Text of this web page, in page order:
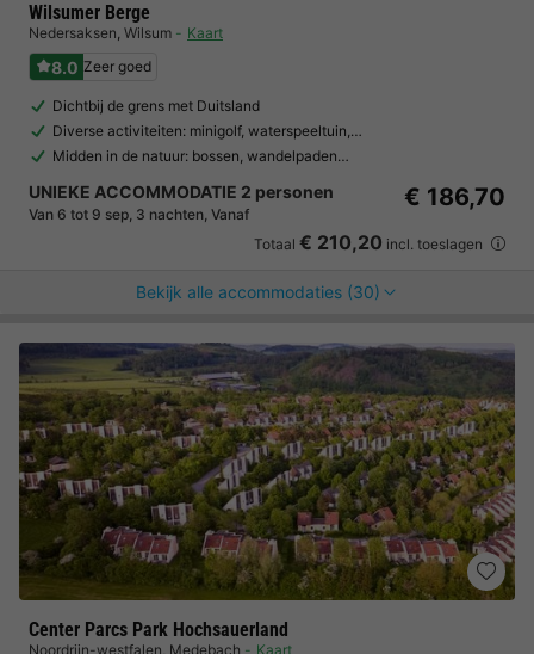
Wilsumer Berge
Nedersaksen, Wilsum Kaart
8.0 Zeer goed
Dichtbij de grens met Duitsland
Diverse activiteiten: minigolf, waterspeeltuin,…
Midden in de natuur: bossen, wandelpaden…
UNIEKE ACCOMMODATIE 2 personen
Van 6 tot 9 sep, 3 nachten, Vanaf
€ 186,70
Totaal € 210,20 incl. toeslagen
Bekijk alle accommodaties (30)
Center Parcs Park Hochsauerland
Noordrijn-westfalen, Medebach Kaart